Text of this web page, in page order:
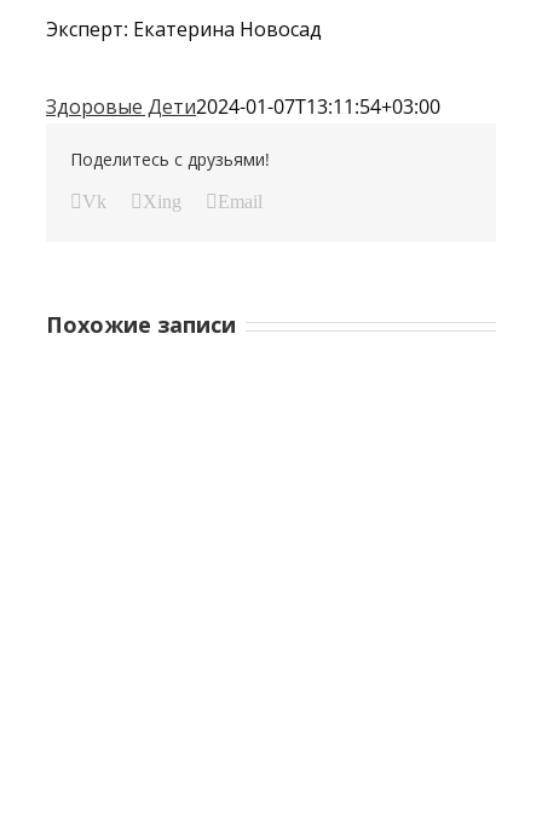
Эксперт: Екатерина Новосад
Здоровые Дети2024-01-07T13:11:54+03:00
Поделитесь с друзьями!
Vk Xing Email
Похожие записи